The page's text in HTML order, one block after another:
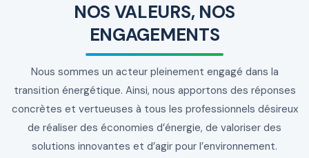
NOS VALEURS, NOS
ENGAGEMENTS
Nous sommes un acteur pleinement engagé dans la
transition énergétique. Ainsi, nous apportons des réponses
concrètes et vertueuses à tous les professionnels désireux
de réaliser des économies d’énergie, de valoriser des
solutions innovantes et d’agir pour l’environnement.